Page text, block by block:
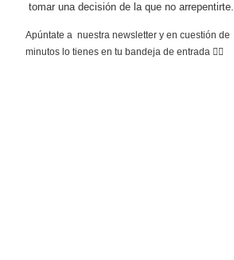
tomar una decisión de la que no arrepentirte.
Apúntate a nuestra newsletter y en cuestión de
minutos lo tienes en tu bandeja de entrada 👇🏻